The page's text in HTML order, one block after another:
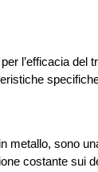
l’efficacia
sono
costante sui